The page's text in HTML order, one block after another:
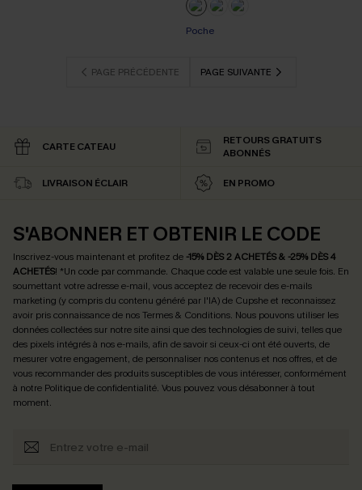
Poche
PAGE PRÉCÉDENTE PAGE SUIVANTE
CARTE CATEAU
RETOURS GRATUITS
ABONNÉS
LIVRAISON ÉCLAIR EN PROMO
S'ABONNER ET OBTENIR LE CODE
Inscrivez-vous maintenant et profitez de -15% DÈS 2 ACHETÉS & -25% DÈS 4
ACHETÉS! *Un code par commande. Chaque code est valable une seule fois. En
soumettant votre adresse e-mail, vous acceptez de recevoir des e-mails
marketing (y compris du contenu généré par l'IA) de Cupshe et reconnaissez
avoir pris connaissance de nosTermes & Conditions. Nous pouvons utiliser les
données collectées sur notre site ainsi que des technologies de suivi, telles que
des pixels intégrés à nos e-mails, afin de savoir si ceux-ci ont été ouverts, de
mesurer votre engagement, de personnaliser nos contenus et nos offres, et de
vous recommander des produits susceptibles de vous intéresser, conformément
à notre Politique de confidentialité. Vous pouvez vous désabonner à tout
moment.